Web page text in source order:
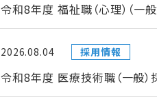
令和8年度 福祉職（心理）（
2026.08.04 採用情報
令和8年度 医療技術職（一般